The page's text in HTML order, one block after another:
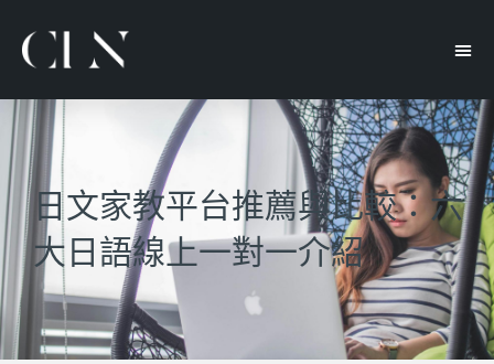
日文家教平台推薦與比較：六
大日語線上一對一介紹